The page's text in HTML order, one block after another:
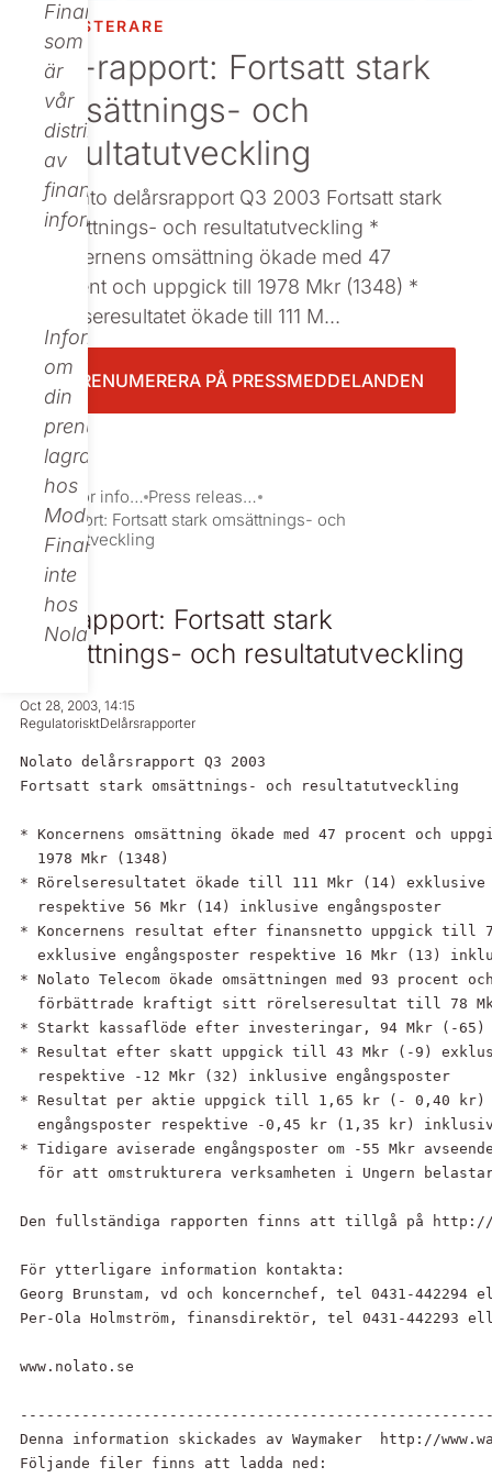
Finance,
som
är
vår
distributör
av
finansiell
information.
Informationen
om
din
prenumeration
lagras
hos
Modular
Finance,
inte
hos
Nolato.
INVESTERARE
Q3-rapport: Fortsatt stark
omsättnings- och
resultatutveckling
: Nolato delårsrapport Q3 2003 Fortsatt stark
omsättnings- och resultatutveckling *
Koncernens omsättning ökade med 47
procent och uppgick till 1978 Mkr (1348) *
Rörelseresultatet ökade till 111 M...
PRENUMERERA PÅ PRESSMEDDELANDEN
Investor information
Press releases
Q3-rapport: Fortsatt stark omsättnings- och
resultatutveckling
Q3-rapport: Fortsatt stark
omsättnings- och resultatutveckling
Oct 28, 2003, 14:15
RegulatorisktDelårsrapporter
Nolato delårsrapport Q3 2003
Fortsatt stark omsättnings- och resultatutveckling
* Koncernens omsättning ökade med 47 procent och
  1978 Mkr (1348)
* Rörelseresultatet ökade till 111 Mkr (14) exklusive
  respektive 56 Mkr (14) inklusive engångsposter
* Koncernens resultat efter finansnetto uppgick till
exklusive engångsposter respektive 16 Mkr (13)
* Nolato Telecom ökade omsättningen med 93 procent
förbättrade kraftigt sitt rörelseresultat till 78
* Starkt kassaflöde efter investeringar, 94 Mkr (-65)
* Resultat efter skatt uppgick till 43 Mkr (-9)
  respektive -12 Mkr (32) inklusive engångsposter
* Resultat per aktie uppgick till 1,65 kr (- 0,40 kr)
engångsposter respektive -0,45 kr (1,35 kr)
* Tidigare aviserade engångsposter om -55 Mkr
för att omstrukturera verksamheten i Ungern
Den fullständiga rapporten finns att tillgå på http://
För ytterligare information kontakta:
Georg Brunstam, vd och koncernchef, tel 0431-442294
Per-Ola Holmström, finansdirektör, tel 0431-442293
www.nolato.se
Denna information skickades av Waymaker  http://
Följande filer finns att ladda ned: